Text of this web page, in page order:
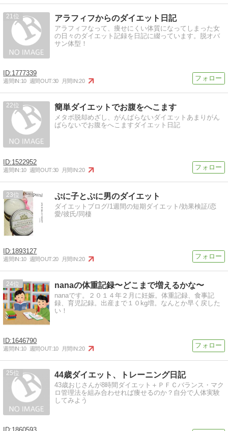
21 アラフィフからのダイエット日記
アラフィフなって、痩せにくい体質になってしまった女
の日々のダイエット記録を日記に綴っています。脱オバ
サン体型！
1777339
週間IN:10 週間OUT:30 月間IN:20
22 簡単ダイエットでお腹をへこます
メタボ脱却めざし、がんばらないダイエットあまりがん
ばらないでお腹をへこますダイエット日記
1522952
週間IN:10 週間OUT:30 月間IN:20
23 ぷに子とぷに男のダイエット
ダイエットブログ/1週間の短期ダイエット/効果検証/恋
愛/彼氏/同棲
1893127
週間IN:10 週間OUT:20 月間IN:20
24 nanaの体重記録〜どこまで増えるかな〜
nanaです。２０１４年２月に妊娠。体重記録、食事記
録、育児記録。出産まで１０kg増。なんとか早く戻した
い！
1646790
週間IN:10 週間OUT:10 月間IN:20
25 44歳ダイエット、トレーニング日記
43歳おじさんが8時間ダイエット＋ＰＦＣバランス・マク
ロ管理法を組み合わせれば痩せるのか？自分で人体実験
してみよう